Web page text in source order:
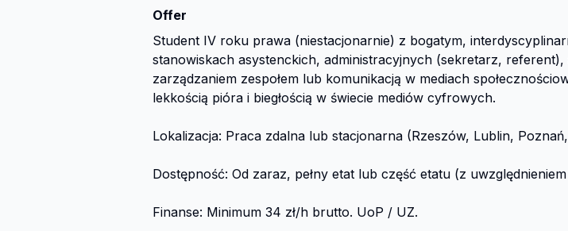
Offer
Student IV roku prawa (niestacjonarnie) z bogatym,
stanowiskach asystenckich, administracyjnych (sekretarz,
zarządzaniem zespołem lub komunikacją w mediach
lekkością pióra i biegłością w świecie mediów cyfrowych.
Lokalizacja: Praca zdalna lub stacjonarna (Rzeszów, Lublin,
Dostępność: Od zaraz, pełny etat lub część etatu (z
Finanse: Minimum 34 zł/h brutto. UoP / UZ.